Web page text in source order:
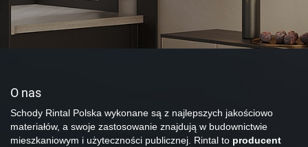
O nas
Schody Rintal Polska wykonane są z najlepszych jakościowo
materiałów, a swoje zastosowanie znajdują w budownictwie
mieszkaniowym i użyteczności publicznej. Rintal to producent